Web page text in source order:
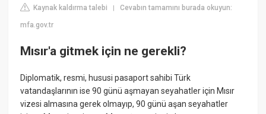
Kaynak kaldırma talebi |Cevabın tamamını burada okuyun:
mfa.gov.tr
Mısır'a gitmek için ne gerekli?
Diplomatik, resmi, hususi pasaport sahibi Türk
vatandaşlarının ise 90 günü aşmayan seyahatler için Mısır
vizesi almasına gerek olmayıp, 90 günü aşan seyahatler